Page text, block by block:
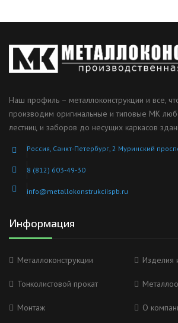
Наш профиль – металлоконструкции и все,
производим оригинальные и типовые МК
лестниц и заборов до несущих каркасов
Россия, Санкт-Петербург, 2 Муринский
8 (812) 603-49-30
info@metallokonstrukciispb.ru
Информация
Металлоконструкции Изделия
Тонколистовой прокат
Монтаж О